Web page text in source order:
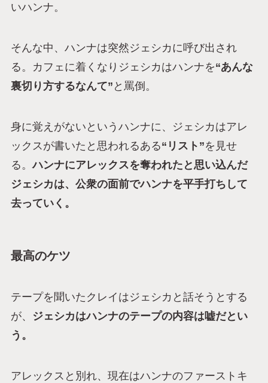
いハンナ。
そんな中、ハンナは突然ジェシカに呼び出され
る。カフェに着くなりジェシカはハンナを“あんな
裏切り方するなんて” と罵倒。
身に覚えがないというハンナに、ジェシカはアレ
ックスが書いたと思われるある“リスト”を見せ
る。ハンナにアレックスを奪われたと思い込んだ
ジェシカは、公衆の面前でハンナを平手打ちして
去っていく。
最高のケツ
テープを聞いたクレイはジェシカと話そうとする
が、
ジェシカはハンナのテープの内容は嘘だとい
う。
アレックスと別れ、現在はハンナのファーストキ